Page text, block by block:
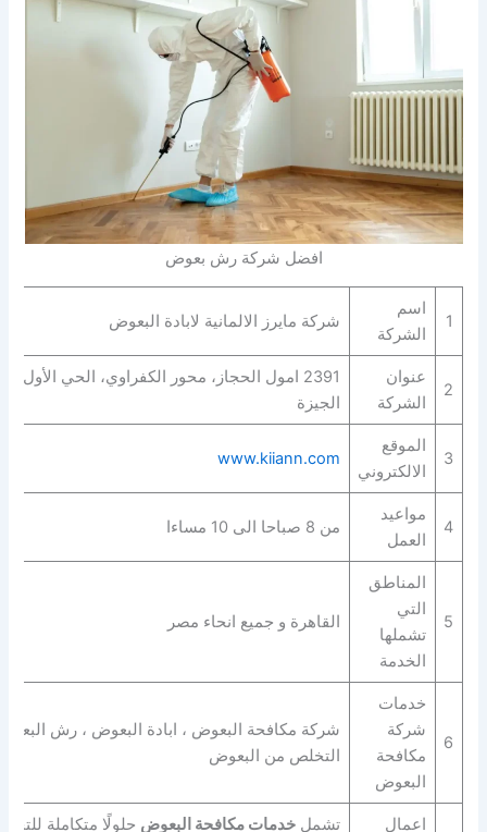
افضل شركة رش بعوض
1
اسم
الشركة
شركة مايرز الالمانية لابادة البعوض
2
عنوان
الشركة
الجيزة
3
الموقع
الالكتروني
www.kiiann.com
4
مواعيد
العمل
من 8 صباحا الى 10 مساءا
5
المناطق
التي
تشملها
الخدمة
القاهرة و جميع انحاء مصر
6
خدمات
شركة
مكافحة
البعوض
شركة مكافحة البعوض ، ابادة البعوض ، رش
التخلص من البعوض
اعمال تشمل خدمات مكافحة البعوض حلولًا متكاملة